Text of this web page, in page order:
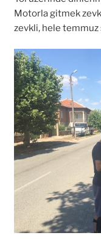
Motorla gitmek
zevkli, hele temmuz